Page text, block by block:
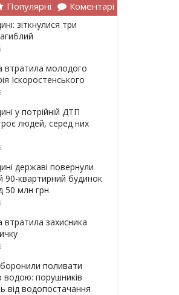
Популярні Коментарі
зіткнулися три
втратила молодого
Іскоростенського
у потрійній ДТП
людей, серед них
державі повернули
90-квартирний будинок
50 млн грн
втратила захисника
поливати
порушників
від водопостачання